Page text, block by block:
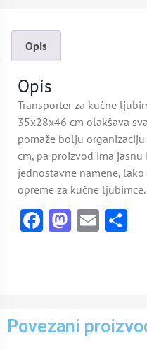
Opis
Opis
Transporter za kućne
35x28x46 cm olakšava
pomaže bolju
cm, pa proizvod ima
jednostavne namene,
opreme za kućne ljubimce.
Facebook
Email
Povezani